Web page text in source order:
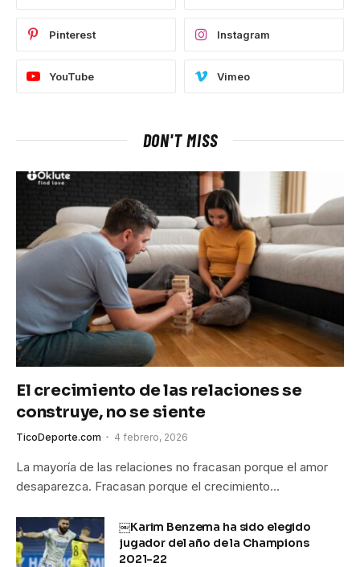
Pinterest Instagram
YouTube Vimeo
DON'T MISS
El crecimiento de las relaciones se
construye, no se siente
TicoDeporte.com 4 febrero, 2026
La mayoría de las relaciones no fracasan porque el amor
desaparezca. Fracasan porque el crecimiento…
￼Karim Benzema ha sido elegido
jugador del año de la Champions
2021-22